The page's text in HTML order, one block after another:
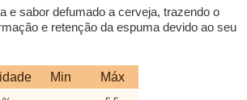
e sabor defumado a cerveja, trazendo o
e retenção da espuma devido ao seu
Min Máx